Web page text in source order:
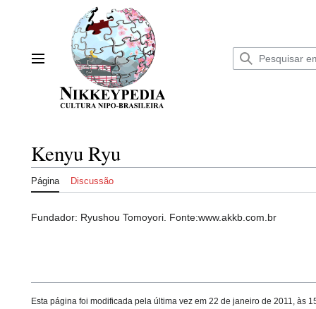
Menu principal
Kenyu Ryu
Página Discussão
Fundador: Ryushou Tomoyori. Fonte:www.akkb.com.br
Esta página foi modificada pela última vez em 22 de janeiro de 2011, às